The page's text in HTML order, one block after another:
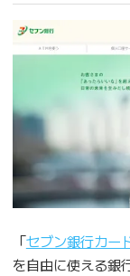
「セブン銀行カー
を自由に使える銀